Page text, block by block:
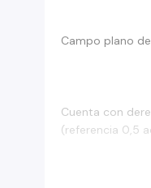
Campo plano
Cuenta con
(referencia 0,5